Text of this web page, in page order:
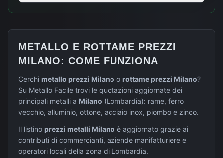
METALLO E ROTTAME PREZZI
MILANO: COME FUNZIONA
Cerchi metallo prezzi Milano o rottame prezzi Milano?
Su Metallo Facile trovi le quotazioni aggiornate dei
principali metalli a Milano (Lombardia): rame, ferro
vecchio, alluminio, ottone, acciaio inox, piombo e zinco.
Il listino prezzi metalli Milano è aggiornato grazie ai
contributi di commercianti, aziende manifatturiere e
operatori locali della zona di Lombardia.